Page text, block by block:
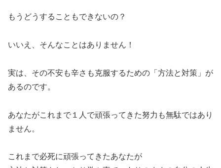
もうどうすることもできないの？
いいえ、そんなことはありません！
実は、その不安も辛さも克服するための「方法と対策」が
あるのです。
あなたがこれまで１人で頑張ってきた努力も無駄ではあり
ません。
これまで必死に頑張ってきたあなたが